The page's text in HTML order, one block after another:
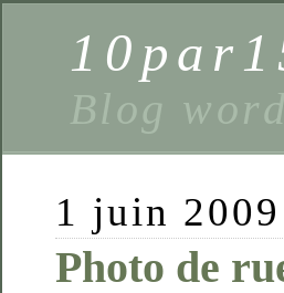
Blog
1 juin 2009
Photo de